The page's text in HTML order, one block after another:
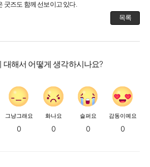
굿즈도 함께 선보이고 있다.
목록
대해서 어떻게 생각하시나요?
그냥그래요
0
화나요
0
슬퍼요
0
감동이예요
0